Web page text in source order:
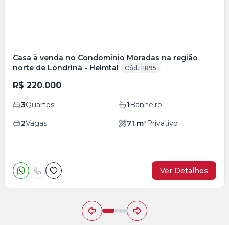
Casa à venda no Condomínio Moradas na região
norte de Londrina - Heimtal
Cód. 11895
R$ 220.000
3Quartos 1Banheiro
2Vagas 71 m²Privativo
Ver Detalhes